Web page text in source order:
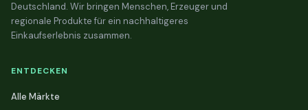
Deutschland. Wir bringen Menschen, Erzeuger und
regionale Produkte für ein nachhaltigeres
Einkaufserlebnis zusammen.
ENTDECKEN
Alle Märkte